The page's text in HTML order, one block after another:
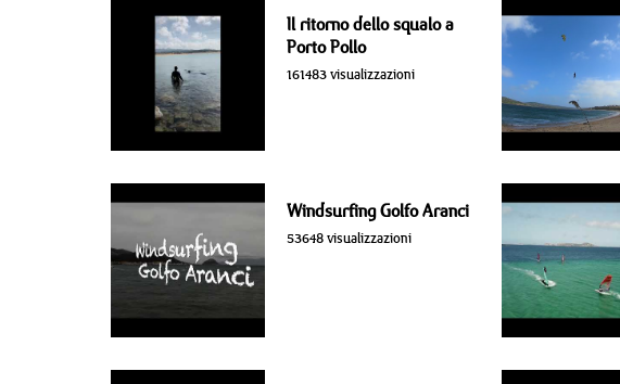
Il ritorno dello squalo a
Porto Pollo
161483 visualizzazioni
Windsurfing Golfo Aranci
53648 visualizzazioni